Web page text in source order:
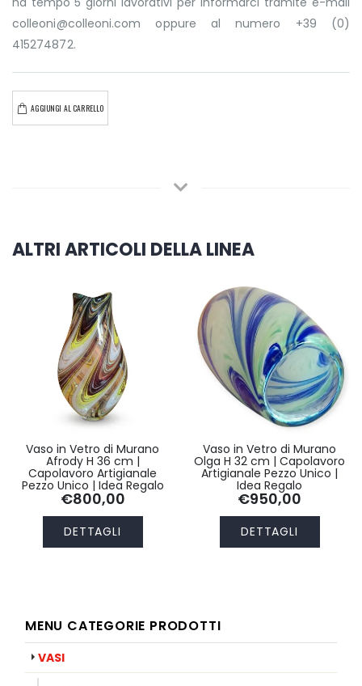
colleoni@colleoni.com oppure al numero +39 (0)
415274872.
AGGIUNGI AL CARRELLO
ALTRI ARTICOLI DELLA LINEA
Vaso in Vetro di Murano
Afrody H 36 cm |
Capolavoro Artigianale
Pezzo Unico | Idea Regalo
€800,00
DETTAGLI
Vaso in Vetro di Murano
Olga H 32 cm | Capolavoro
Artigianale Pezzo Unico |
Idea Regalo
€950,00
DETTAGLI
MENU CATEGORIE PRODOTTI
VASI